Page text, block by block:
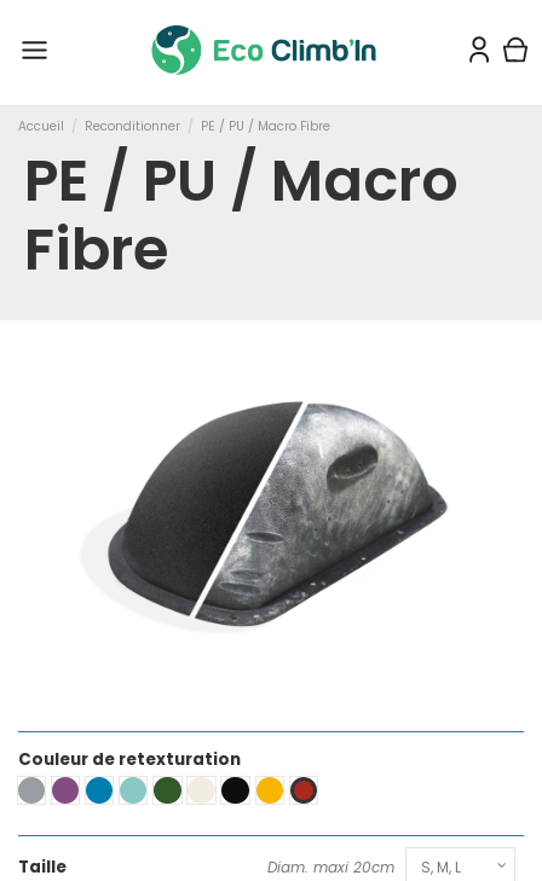
Accueil Reconditionner PE / PU / Macro Fibre
PE / PU / Macro
Fibre
Couleur de retexturation
Rouge RAL 3000
Jaune RAL 1023
Noir RAL 9005
Blanc RAL 9010
Vert RAL 6002
Vert Mint RAL 6027
Bleu RAL 5015
Violet RAL 4008
Gris RAL 7040
Taille Diam. maxi 20cm